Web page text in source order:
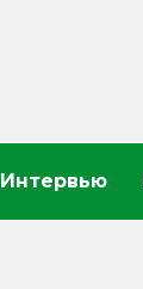
Интервью